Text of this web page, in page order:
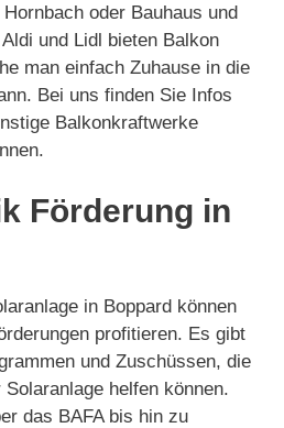
oder Bauhaus und
und Lidl bieten Balkon
man einfach Zuhause in die
Bei uns finden Sie Infos
Balkonkraftwerke
Förderung in
in Boppard können
profitieren. Es gibt
und Zuschüssen, die
helfen können.
das BAFA bis hin zu